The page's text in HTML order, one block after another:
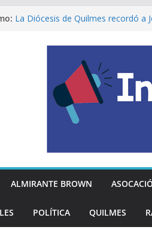
La Diócesis de Quilmes recordó a
INDEPENDENCIA ARGENTINA
ALTE BROWN LANZÓ
PELUQUERÍAS TODOS LOS DÍAS
Encuesta: qué piensan los
reglas del Mundial
EL MUNICIPIO ENTREGÓ MÁS DE
ALMIRANTE BROWN
POLÍTICA QUILMES